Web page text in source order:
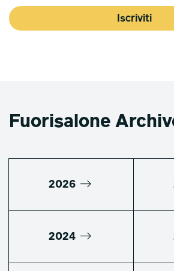
Iscriviti
Fuorisalone
2026
2024